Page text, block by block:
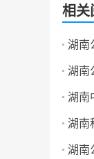
相关